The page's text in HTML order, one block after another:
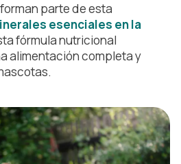
parte de esta
esenciales en la
fórmula nutricional
alimentación completa y